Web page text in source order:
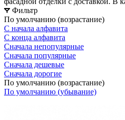
Фильтр
По умолчанию (возрастание)
С начала алфавита
С конца алфавита
Сначала непопулярные
Сначала популярные
Сначала дешевые
Сначала дорогие
По умолчанию (возрастание)
По умолчанию (убывание)